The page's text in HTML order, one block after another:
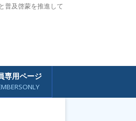
普及啓蒙を推進して
専用ページ